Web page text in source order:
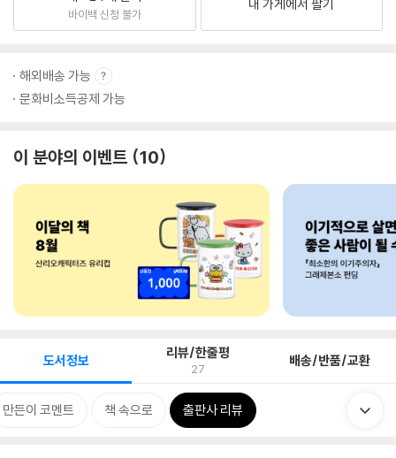
바이백 신청 불가
내 가게에서 팔기
해외배송 가능
문화비소득공제 가능
이 분야의 이벤트 10
도서정보 리뷰/한줄평
27 배송/반품/교환
만든이 코멘트 책 속으로 출판사 리뷰